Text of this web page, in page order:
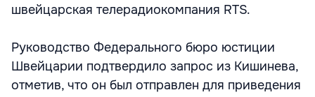
швейцарская телерадиокомпания RTS.
Руководство Федерального бюро юстиции
Швейцарии подтвердило запрос из Кишинева,
отметив, что он был отправлен для приведения